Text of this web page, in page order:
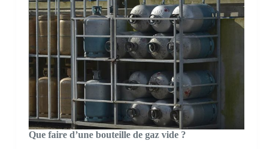
Que faire d’une bouteille de gaz vide ?